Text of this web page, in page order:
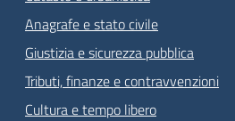
Anagrafe e stato civile
Giustizia e sicurezza pubblica
Tributi, finanze e contravvenzioni
Cultura e tempo libero